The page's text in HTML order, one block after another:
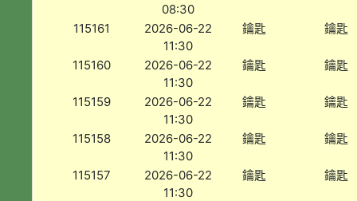
08:30
115161
2026-06-22
11:30
鑰匙 鑰匙
115160
2026-06-22
11:30
鑰匙 鑰匙
115159
2026-06-22
11:30
鑰匙 鑰匙
115158
2026-06-22
11:30
鑰匙 鑰匙
115157
2026-06-22
11:30
鑰匙 鑰匙